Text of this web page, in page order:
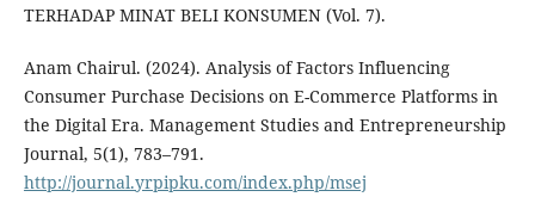
TERHADAP MINAT BELI KONSUMEN (Vol. 7).
Anam Chairul. (2024). Analysis of Factors Influencing
Consumer Purchase Decisions on E-Commerce Platforms in
the Digital Era. Management Studies and Entrepreneurship
Journal, 5(1), 783–791.
http://journal.yrpipku.com/index.php/msej